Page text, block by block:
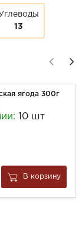
13
ягода 300г
10 шт
В корзину